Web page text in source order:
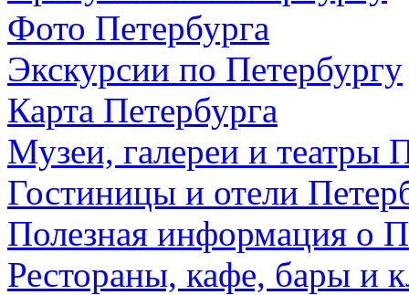
Фото Петербурга
Экскурсии по Петербургу
Карта Петербурга
Музеи, галереи и театры
Гостиницы и отели
Полезная информация о
Рестораны, кафе, бары и